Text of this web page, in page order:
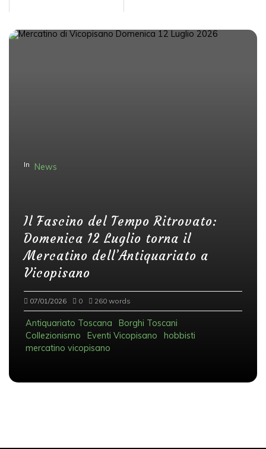
In News
Il Fascino del Tempo Ritrovato:
Domenica 12 Luglio torna il
Mercatino dell’Antiquariato a
Vicopisano
07/01/2026 0 260 words
Antiquariato Toscana
Borghi Toscani
Collezionismo
Eventi Vicopisano
hobbisti
mercatino vicopisano